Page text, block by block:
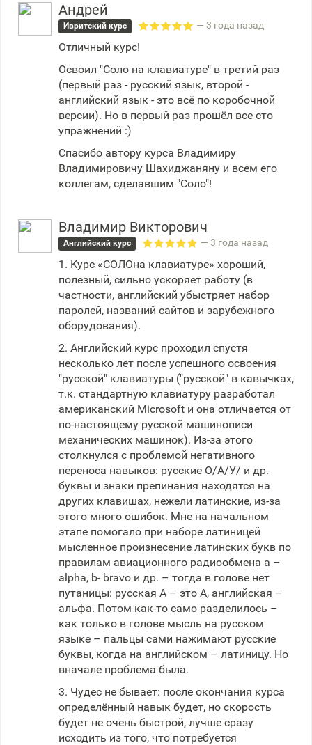
Андрей
Ивритский курс — 3 года назад
Отличный курс!
Освоил "Соло на клавиатуре" в третий раз
(первый раз - русский язык, второй -
английский язык - это всё по коробочной
версии). Но в первый раз прошёл все сто
упражнений :)
Спасибо автору курса Владимиру
Владимировичу Шахиджаняну и всем его
коллегам, сделавшим "Соло"!
Владимир Викторович
Английский курс — 3 года назад
1. Курс «СОЛОна клавиатуре» хороший,
полезный, сильно ускоряет работу (в
частности, английский убыстряет набор
паролей, названий сайтов и зарубежного
оборудования).
2. Английский курс проходил спустя
несколько лет после успешного освоения
"русской" клавиатуры ("русской" в кавычках,
т.к. стандартную клавиатуру разработал
американский Microsoft и она отличается от
по-настоящему русской машинописи
механических машинок). Из-за этого
столкнулся с проблемой негативного
переноса навыков: русские О/А/У/ и др.
буквы и знаки препинания находятся на
других клавишах, нежели латинские, из-за
этого много ошибок. Мне на начальном
этапе помогало при наборе латиницей
мысленное произнесение латинских букв по
правилам авиационного радиообмена a –
alpha, b- bravo и др. – тогда в голове нет
путаницы: русская А – это А, английская –
альфа. Потом как-то само разделилось –
как только в голове мысль на русском
языке – пальцы сами нажимают русские
буквы, когда на английском – латиницу. Но
вначале проблема была.
3. Чудес не бывает: после окончания курса
определённый навык будет, но скорость
будет не очень быстрой, лучше сразу
исходить из того, что потребуется